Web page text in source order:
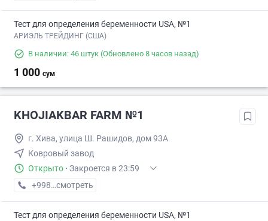
Тест для определения беременности USA, №1
АРИЭЛЬ ТРЕЙДИНГ (США)
В наличии: 46 штук (Обновлено 8 часов назад)
1 000 сум
KHOJIAKBAR FARM №1
г. Хива, улица Ш. Рашидов, дом 93А
Ковровый завод
Открыто · Закроется в 23:59
+998 (99) XXX-XX-XX
смотреть
Тест для определения беременности USA, №1